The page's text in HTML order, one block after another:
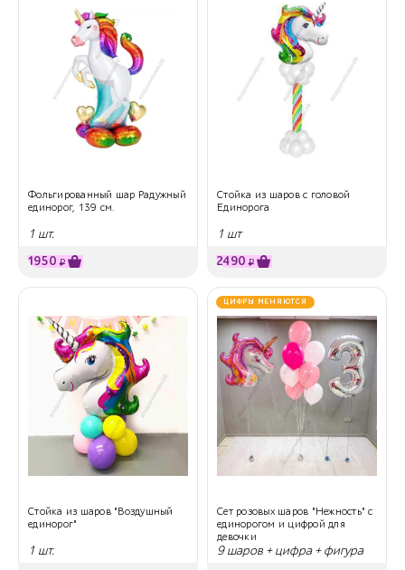
Фольгированный шар Радужный
единорог, 139 см.
1 шт.
1950 ₽
Стойка из шаров с головой
Единорога
1 шт
2490 ₽
Стойка из шаров "Воздушный
единорог"
1 шт.
ЦИФРЫ МЕНЯЮТСЯ
Сет розовых шаров "Нежность" с
единорогом и цифрой для
девочки
9 шаров + цифра + фигура